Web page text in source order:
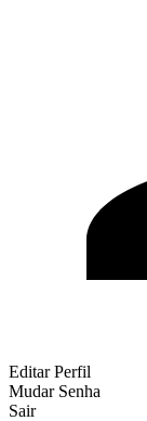
Editar Perfil
Mudar Senha
Sair